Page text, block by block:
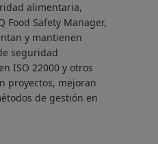
alimentaria,
Food Safety Manager,
y mantienen
seguridad
ISO 22000 y otros
proyectos, mejoran
de gestión en